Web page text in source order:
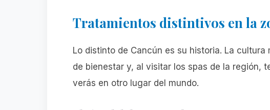
Tratamientos distintivos en la
Lo distinto de Cancún es su historia. La
de bienestar y, al visitar los spas de la región,
verás en otro lugar del mundo.